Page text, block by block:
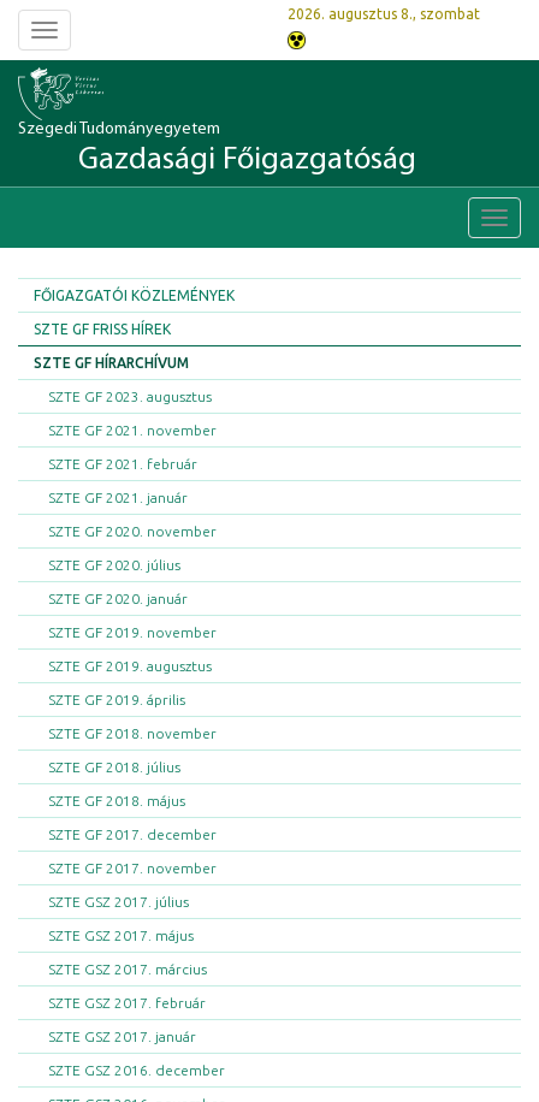
Toggle
navigation
2026. augusztus 8., szombat
Szegedi Tudományegyetem
Gazdasági Főigazgatóság
FŐIGAZGATÓI KÖZLEMÉNYEK
SZTE GF FRISS HÍREK
SZTE GF HÍRARCHÍVUM
SZTE GF 2023. augusztus
SZTE GF 2021. november
SZTE GF 2021. február
SZTE GF 2021. január
SZTE GF 2020. november
SZTE GF 2020. július
SZTE GF 2020. január
SZTE GF 2019. november
SZTE GF 2019. augusztus
SZTE GF 2019. április
SZTE GF 2018. november
SZTE GF 2018. július
SZTE GF 2018. május
SZTE GF 2017. december
SZTE GF 2017. november
SZTE GSZ 2017. július
SZTE GSZ 2017. május
SZTE GSZ 2017. március
SZTE GSZ 2017. február
SZTE GSZ 2017. január
SZTE GSZ 2016. december